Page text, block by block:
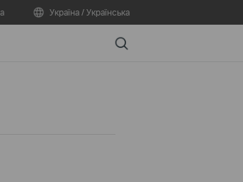
Україна / Українська
Search